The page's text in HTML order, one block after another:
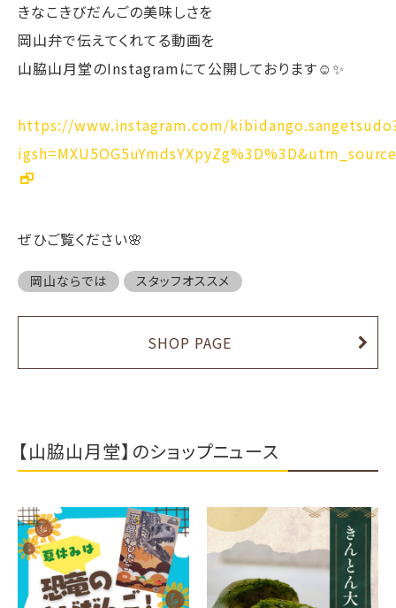
きなこきびだんごの美味しさを
岡山弁で伝えてくれてる動画を
山脇山月堂のInstagramにて公開しております☺️✨
https://www.instagram.com/
ぜひご覧ください🌸
岡山ならでは スタッフオススメ
SHOP PAGE
【山脇山月堂】のショップニュース